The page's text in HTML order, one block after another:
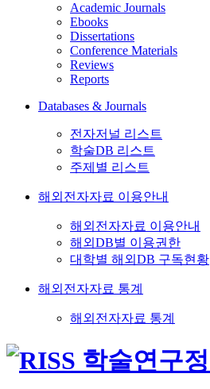
Academic Journals
Ebooks
Dissertations
Conference Materials
Reviews
Reports
Databases & Journals
전자저널 리스트
학술DB 리스트
주제별 리스트
해외전자자료 이용안내
해외전자자료 이용안내
해외DB별 이용권한
대학별 해외DB 구독현황
해외전자자료 통계
해외전자자료 통계